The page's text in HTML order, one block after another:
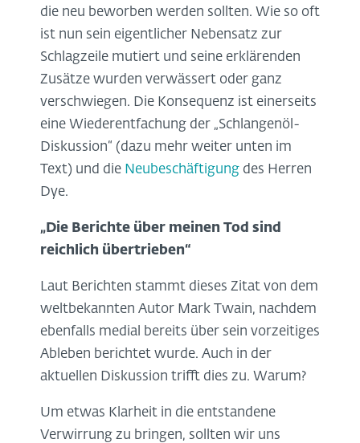
die neu beworben werden sollten. Wie so oft
ist nun sein eigentlicher Nebensatz zur
Schlagzeile mutiert und seine erklärenden
Zusätze wurden verwässert oder ganz
verschwiegen. Die Konsequenz ist einerseits
eine Wiederentfachung der „Schlangenöl-
Diskussion“ (dazu mehr weiter unten im
Text) und die Neubeschäftigung des Herren
Dye.
„Die Berichte über meinen Tod sind
reichlich übertrieben“
Laut Berichten stammt dieses Zitat von dem
weltbekannten Autor Mark Twain, nachdem
ebenfalls medial bereits über sein vorzeitiges
Ableben berichtet wurde. Auch in der
aktuellen Diskussion trifft dies zu. Warum?
Um etwas Klarheit in die entstandene
Verwirrung zu bringen, sollten wir uns